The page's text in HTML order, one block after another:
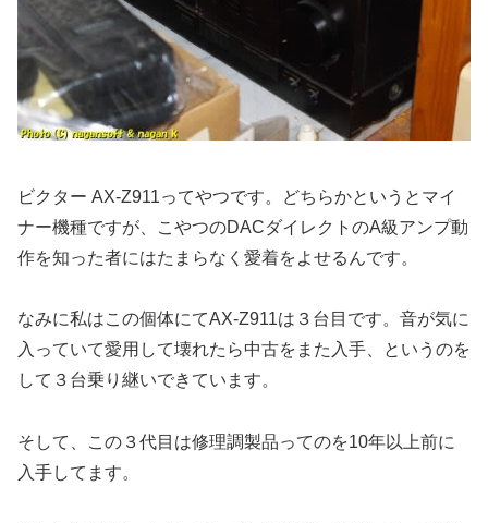
ビクター AX-Z911ってやつです。どちらかというとマイ
ナー機種ですが、こやつのDACダイレクトのA級アンプ動
作を知った者にはたまらなく愛着をよせるんです。
なみに私はこの個体にてAX-Z911は３台目です。音が気に
入っていて愛用して壊れたら中古をまた入手、というのを
して３台乗り継いできています。
そして、この３代目は修理調製品ってのを10年以上前に
入手してます。